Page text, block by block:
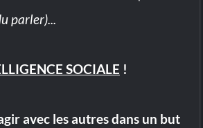
parler)...
SOCIALE !
avec les autres dans un but